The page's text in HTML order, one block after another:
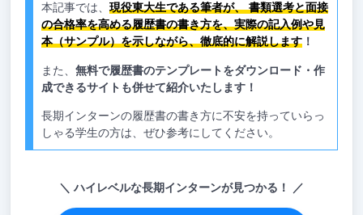
本記事では、 現役東大生である筆者が、 書類選考と面接
の合格率を高める履歴書の書き方を、実際の記入例や見
本（サンプル）を示しながら、徹底的に解説します！
また、 無料で履歴書のテンプレートをダウンロード・作
成できるサイトも併せて紹介いたします！
長期インターンの履歴書の書き方に不安を持っていらっ
しゃる学生の方は、ぜひ参考にしてください。
ハイレベルな長期インターンが見つかる！